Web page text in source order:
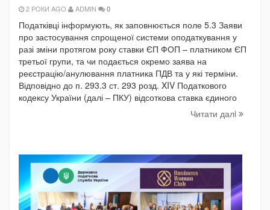
2 РОКИ AGO ADMIN 0
Податківці інформують, як заповнюється поле 5.3 Заяви
про застосування спрощеної системи оподаткування у
разі зміни протягом року ставки ЄП ФОП – платником ЄП
третьої групи, та чи подається окремо заява на
реєстрацію/анулювання платника ПДВ та у які терміни.
Відповідно до п. 293.3 ст. 293 розд. XIV Податкового
кодексу України (далі – ПКУ) відсоткова ставка єдиного
Читати далi